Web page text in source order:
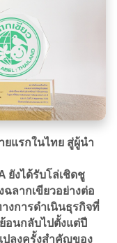
แรกในไทย สู่ผู้นำ
ยังได้รับโล่เชิดชู
ลากเขียวอย่างต่อ
งการดำเนินธุรกิจที่
อนกลับไปตั้งแต่ปี
ปลงครั้งสำคัญของ